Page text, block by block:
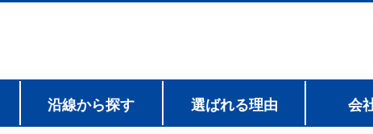
沿線から探す 選ばれる理由 会